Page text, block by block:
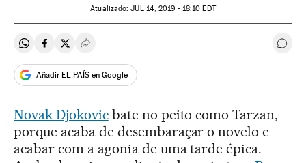
atualizado: JUL14, 2019 - 18:10 EDT
Compartir en Whatsapp
Compartir en Facebook
Compartir en Twitter
Desplegar Redes Sociales
Añadir EL PAÍS en Google
Novak Djokovicbate no peito como Tarzan,
porque acaba de desembaraçar o novelo e
acabar com a agonia de uma tarde épica.